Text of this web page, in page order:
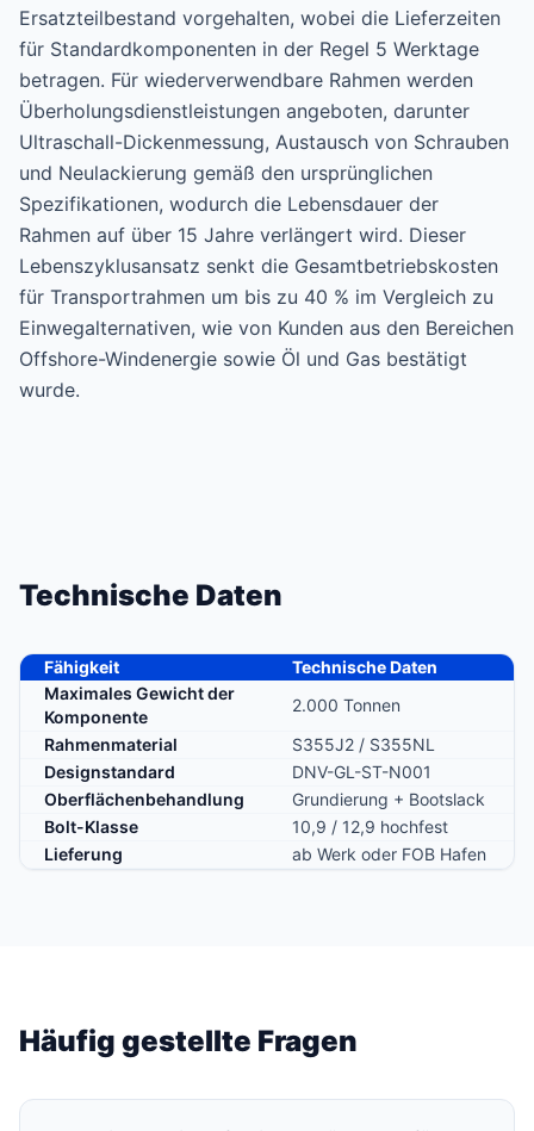
Ersatzteilbestand vorgehalten, wobei die Lieferzeiten
für Standardkomponenten in der Regel 5 Werktage
betragen. Für wiederverwendbare Rahmen werden
Überholungsdienstleistungen angeboten, darunter
Ultraschall-Dickenmessung, Austausch von Schrauben
und Neulackierung gemäß den ursprünglichen
Spezifikationen, wodurch die Lebensdauer der
Rahmen auf über 15 Jahre verlängert wird. Dieser
Lebenszyklusansatz senkt die Gesamtbetriebskosten
für Transportrahmen um bis zu 40 % im Vergleich zu
Einwegalternativen, wie von Kunden aus den Bereichen
Offshore-Windenergie sowie Öl und Gas bestätigt
wurde.
Technische Daten
Fähigkeit
Technische Daten
Maximales Gewicht der
Komponente
2.000 Tonnen
Rahmenmaterial
S355J2 / S355NL
Designstandard
DNV-GL-ST-N001
Oberflächenbehandlung
Grundierung + Bootslack
Bolt-Klasse
10,9 / 12,9 hochfest
Lieferung
ab Werk oder FOB Hafen
Häufig gestellte Fragen